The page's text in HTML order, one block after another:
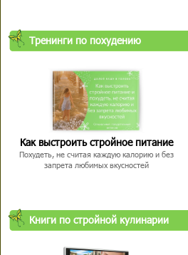
Тренинги по похудению
Как выстроить стройное питание
Похудеть, не считая каждую калорию и без
запрета любимых вкусностей
Книги по стройной кулинарии